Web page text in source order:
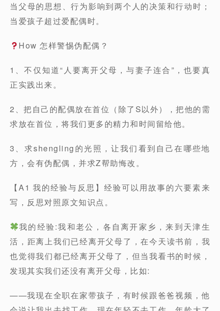
当父母的思想、行为影响到两个人的决策和行动时；
当爱孩子超过爱配偶时。
How 怎样警惕伪配偶？
1、不仅知道“人要离开父母，与妻子连合”，也要真
正实践出来。
2、把自己的配偶放在首位（除了S以外），把他的需
求放在首位，将我们更多的精力和时间留给他。
3、求shengling的光照，让我们看到自己在哪些地
方，会有伪配偶，并求Z帮助悔改。
【A1 我的经验与反思】经验可以用故事的六要素来
写，反思对照原文知识点。
我的经验:我和老公，各自离开家乡，来到天津生
活，距离上我们已经离开父母了，在今天读书前，我
也觉得我们都已经离开父母了，但当我看书的时候，
发现其实我们还没有离开父母，比如:
——我现在全职在家带孩子，有时候跟爸爸视频，他